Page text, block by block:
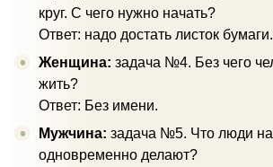
круг. С чего нужно начать?
Ответ: надо достать листок бумаги.
Женщина: задача №4. Без чего
жить?
Ответ: Без имени.
Мужчина: задача №5. Что люди
одновременно делают?